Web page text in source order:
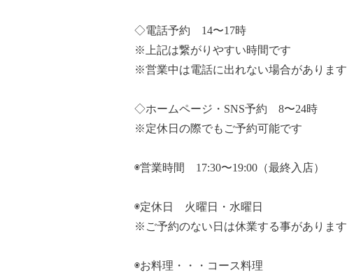
◇電話予約 14〜17時
※上記は繋がりやすい時間です
※営業中は電話に出れない場合があります
◇ホームページ・SNS予約 8〜24時
※定休日の際でもご予約可能です
◉営業時間 17:30〜19:00（最終入店）
◉定休日 火曜日・水曜日
※ご予約のない日は休業する事があります
◉お料理・・・コース料理